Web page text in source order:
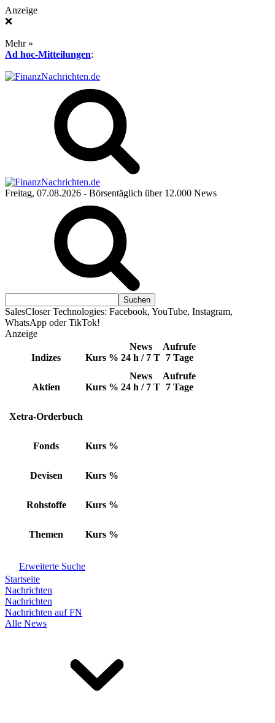
Anzeige
❌
Mehr »
Ad hoc-Mitteilungen:
Freitag, 07.08.2026 - Börsentäglich über 12.000 News
SalesCloser Technologies: Facebook, YouTube, Instagram,
WhatsApp oder TikTok!
Anzeige
Indizes Kurs %
News
24 h / 7 T
Aufrufe
7 Tage
Aktien Kurs %
News
24 h / 7 T
Aufrufe
7 Tage
Xetra-Orderbuch
Fonds Kurs %
Devisen Kurs %
Rohstoffe Kurs %
Themen Kurs %
Erweiterte Suche
Startseite
Nachrichten
Nachrichten
Nachrichten auf FN
Alle News